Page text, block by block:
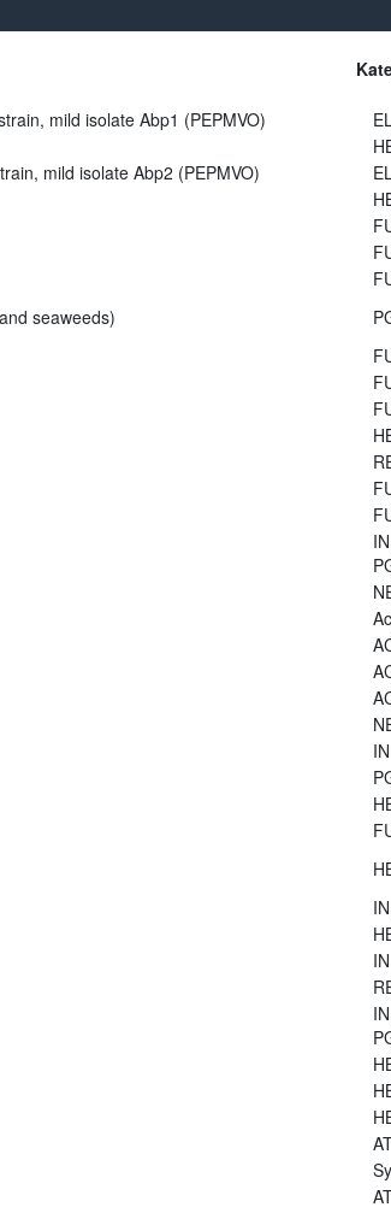
mild isolate Abp1 (PEPMVO) EL
mild isolate Abp2 (PEPMVO)
EL
seaweeds)
IN
IN